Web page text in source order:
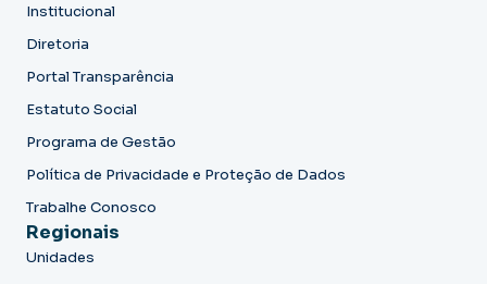
Institucional
Diretoria
Portal Transparência
Estatuto Social
Programa de Gestão
Política de Privacidade e Proteção de Dados
Trabalhe Conosco
Regionais
Unidades